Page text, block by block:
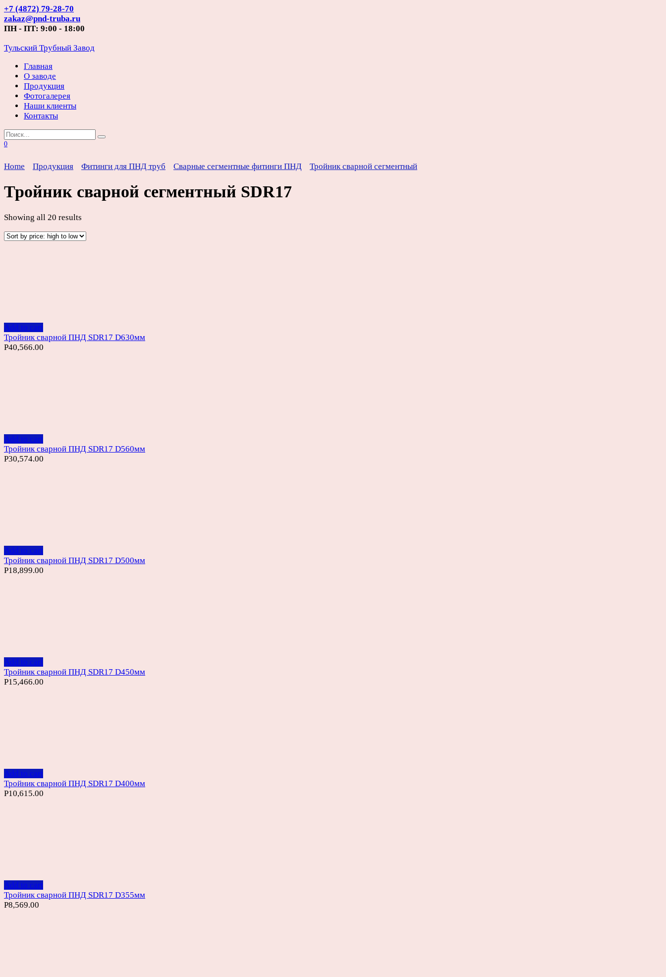
Перейти
к
содержанию
+7 (4872) 79-28-70
zakaz@pnd-truba.ru
ПН - ПТ: 9:00 - 18:00
Тульский Трубный Завод
Главная
О заводе
Продукция
Фотогалерея
Наши клиенты
Контакты
Search
for:
0
Home Продукция Фитинги для ПНД труб Сварные сегментные фитинги ПНД Тройник сварной сегментный
Тройник сварной сегментный SDR17
Showing all 20 results
Add to cart
Тройник сварной ПНД SDR17 D630мм
Р40,566.00
Add to cart
Тройник сварной ПНД SDR17 D560мм
Р30,574.00
Add to cart
Тройник сварной ПНД SDR17 D500мм
Р18,899.00
Add to cart
Тройник сварной ПНД SDR17 D450мм
Р15,466.00
Add to cart
Тройник сварной ПНД SDR17 D400мм
Р10,615.00
Add to cart
Тройник сварной ПНД SDR17 D355мм
Р8,569.00